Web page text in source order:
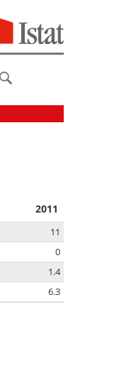
2011
11
0
1.4
6.3